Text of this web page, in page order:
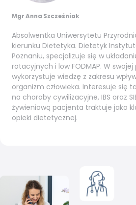
Mgr Anna Szcześniak
Absolwentka Uniwersytetu
kierunku Dietetyka. Dietetyk
Poznaniu, specjalizuje się w
rotacyjnych i low FODMAP. W
wykorzystuje wiedzę z zakresu
organizm człowieka. Interesuje się
na choroby cywilizacyjne, IBS oraz
żywieniową pacjenta traktuje jako
opieki dietetycznej.